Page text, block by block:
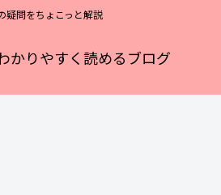
疑問をちょこっと解説
かりやすく読めるブログ